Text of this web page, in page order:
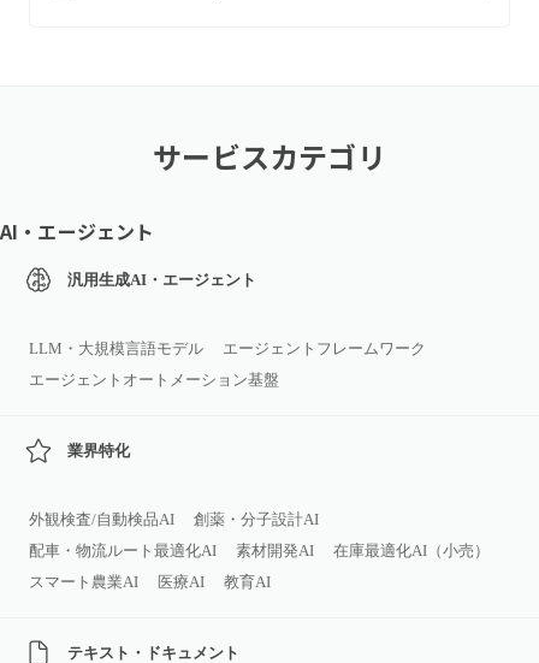
サービスカテゴリ
AI・エージェント
汎用生成AI・エージェント
LLM・大規模言語モデル
エージェントフレームワーク
エージェントオートメーション基盤
業界特化
外観検査/自動検品AI
創薬・分子設計AI
配車・物流ルート最適化AI
素材開発AI
在庫最適化AI（小売）
スマート農業AI
医療AI 教育AI
テキスト・ドキュメント